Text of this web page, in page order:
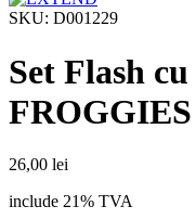
SKU: D001229
Set Flash
26,00 lei
include 21% TVA